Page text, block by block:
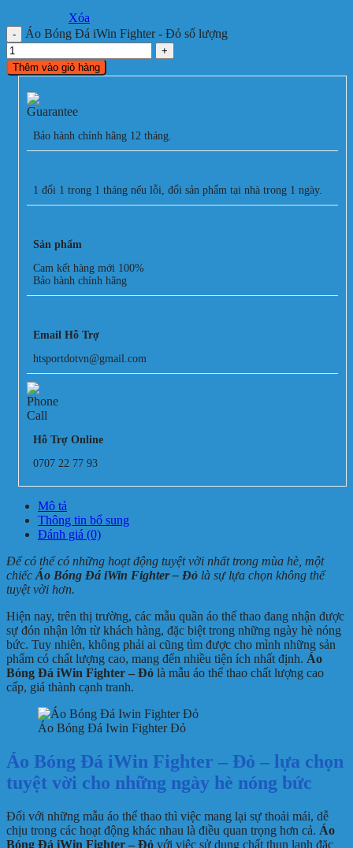
Xóa
Áo Bóng Đá iWin Fighter - Đỏ số lượng
Thêm vào giỏ hàng
Bảo hành chính hãng 12 tháng.
1 đổi 1 trong 1 tháng nếu lỗi, đổi sản phẩm tại nhà trong 1 ngày.
Sản phẩm
Cam kết hàng mới 100%
Bảo hành chính hãng
Email Hỗ Trợ
htsportdotvn@gmail.com
Hỗ Trợ Online
0707 22 77 93
Mô tả
Thông tin bổ sung
Đánh giá (0)
Để có thể có những hoạt động tuyệt vời nhất trong mùa hè, một
chiếc Áo Bóng Đá iWin Fighter – Đỏ là sự lựa chọn không thể
tuyệt vời hơn.
Hiện nay, trên thị trường, các mẫu quần áo thể thao đang nhận được
sự đón nhận lớn từ khách hàng, đặc biệt trong những ngày hè nóng
bức. Tuy nhiên, không phải ai cũng tìm được cho mình những sản
phẩm có chất lượng cao, mang đến nhiều tiện ích nhất định. Áo
Bóng Đá iWin Fighter – Đỏ là mẫu áo thể thao chất lượng cao
cấp, giá thành cạnh tranh.
Áo Bóng Đá Iwin Fighter Đỏ
Áo Bóng Đá iWin Fighter – Đỏ – lựa chọn
tuyệt vời cho những ngày hè nóng bức
Đối với những mẫu áo thể thao thì việc mang lại sự thoải mái, dễ
chịu trong các hoạt động khác nhau là điều quan trọng hơn cả. Áo
Bóng Đá iWin Fighter – Đỏ với việc sử dụng chất thun lạnh đặc